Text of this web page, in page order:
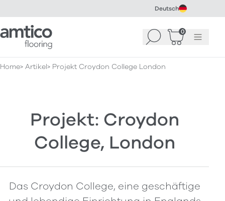
Deutsch
Amtico Flooring Suchen 0
WarenkorbMenü
Home Artikel Projekt Croydon College London
Projekt: Croydon
College, London
Das Croydon College, eine geschäftige